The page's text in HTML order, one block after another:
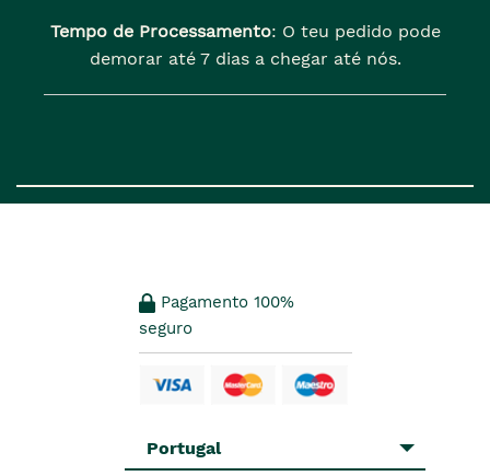
Tempo de Processamento: O teu pedido pode
demorar até 7 dias a chegar até nós.
Pagamento 100%
seguro
Portugal